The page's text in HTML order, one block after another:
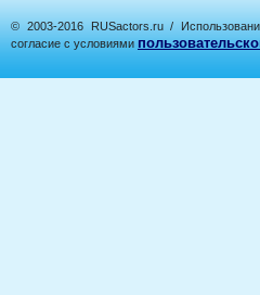
© 2003-2016 RUSactors.ru /
согласие с условиями